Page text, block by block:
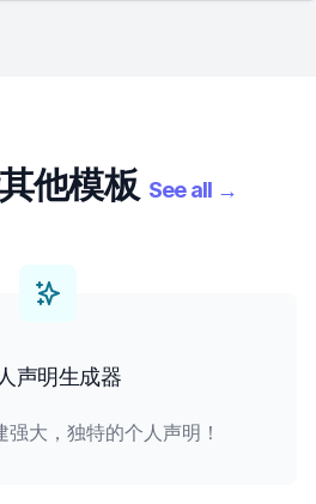
他模板 See all →
声明生成器
大，独特的个人声明！